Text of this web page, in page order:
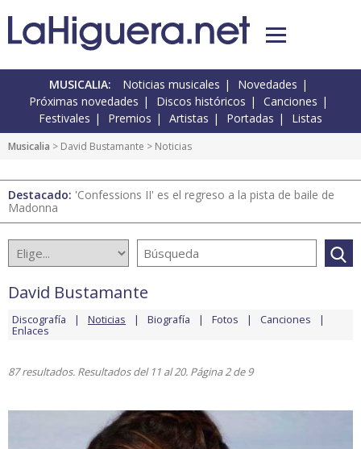
MUSICALIA: Noticias musicales
Novedades
Próximas novedades
Discos históricos
Canciones
Festivales
Premios Artistas Portadas Listas
Musicalia > David Bustamante > Noticias
Destacado: 'Confessions II' es el regreso a la pista de baile de
Madonna
David Bustamante
Discografía Noticias Biografía Fotos Canciones
Enlaces
87 resultados. Resultados del 11 al 20. Página 2 de 9